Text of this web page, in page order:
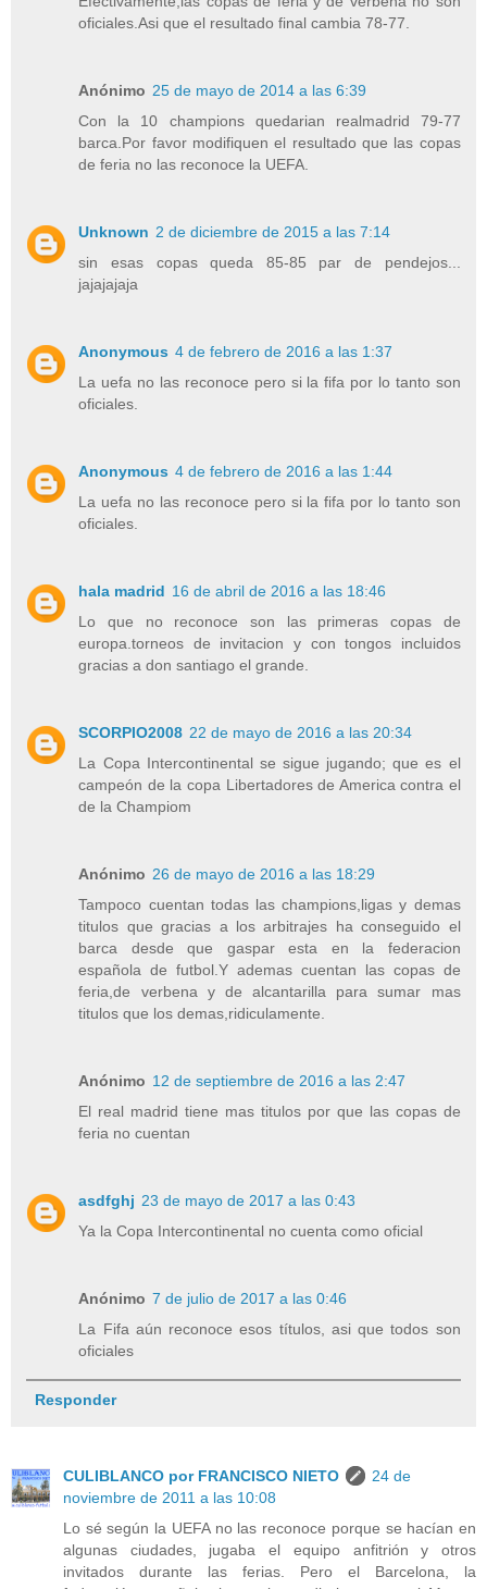
oficiales.Asi que el resultado final cambia 78-77.
Anónimo 25 de mayo de 2014 a las 6:39
Con la 10 champions quedarian realmadrid 79-77
barca.Por favor modifiquen el resultado que las copas
de feria no las reconoce la UEFA.
Unknown 2 de diciembre de 2015 a las 7:14
sin esas copas queda 85-85 par de pendejos...
jajajajaja
Anonymous 4 de febrero de 2016 a las 1:37
La uefa no las reconoce pero si la fifa por lo tanto son
oficiales.
Anonymous 4 de febrero de 2016 a las 1:44
La uefa no las reconoce pero si la fifa por lo tanto son
oficiales.
hala madrid 16 de abril de 2016 a las 18:46
Lo que no reconoce son las primeras copas de
europa.torneos de invitacion y con tongos incluidos
gracias a don santiago el grande.
SCORPIO2008 22 de mayo de 2016 a las 20:34
La Copa Intercontinental se sigue jugando; que es el
campeón de la copa Libertadores de America contra el
de la Champiom
Anónimo 26 de mayo de 2016 a las 18:29
Tampoco cuentan todas las champions,ligas y demas
titulos que gracias a los arbitrajes ha conseguido el
barca desde que gaspar esta en la federacion
española de futbol.Y ademas cuentan las copas de
feria,de verbena y de alcantarilla para sumar mas
titulos que los demas,ridiculamente.
Anónimo 12 de septiembre de 2016 a las 2:47
El real madrid tiene mas titulos por que las copas de
feria no cuentan
asdfghj 23 de mayo de 2017 a las 0:43
Ya la Copa Intercontinental no cuenta como oficial
Anónimo 7 de julio de 2017 a las 0:46
La Fifa aún reconoce esos títulos, asi que todos son
oficiales
Responder
CULIBLANCO por FRANCISCO NIETO
24 de
noviembre de 2011 a las 10:08
Lo sé según la UEFA no las reconoce porque se hacían en
algunas ciudades, jugaba el equipo anfitrión y otros
invitados durante las ferias. Pero el Barcelona, la